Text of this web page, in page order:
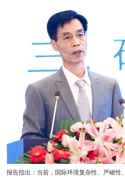
报告指出：当前，国际环境复杂性、严峻性